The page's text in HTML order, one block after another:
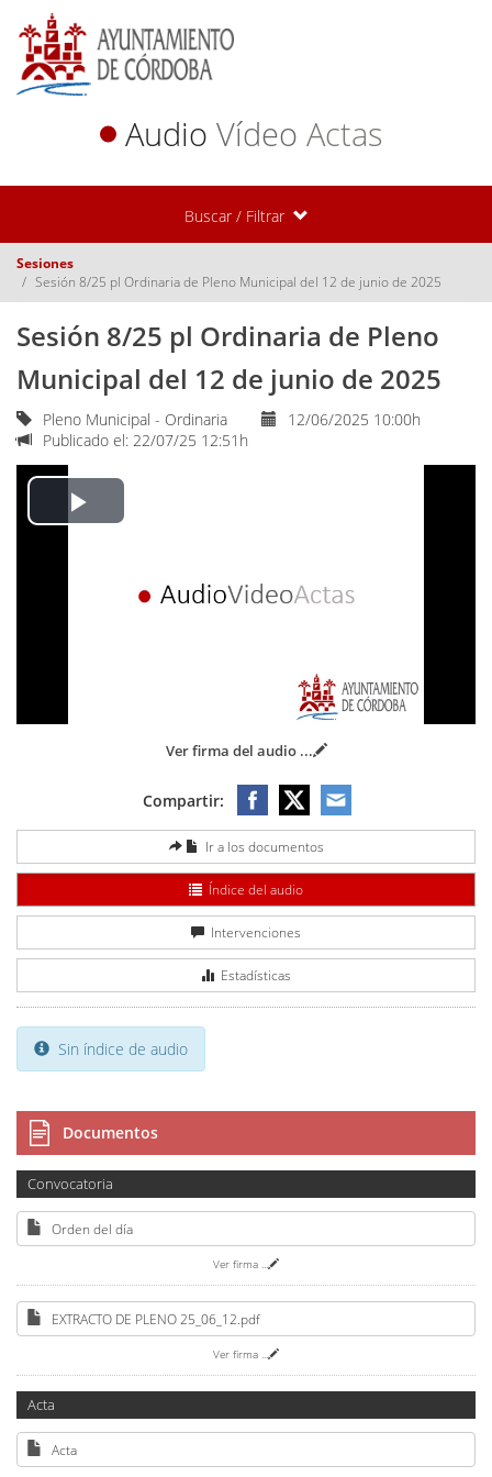
Audio Vídeo Actas
Buscar / Filtrar
Sesiones
Sesión 8/25 pl Ordinaria de Pleno Municipal del 12 de junio de 2025
Sesión 8/25 pl Ordinaria de Pleno
Municipal del 12 de junio de 2025
Pleno Municipal - Ordinaria
12/06/2025 10:00h
Publicado el: 22/07/25 12:51h
Play
Ver firma del audio ...
Compartir:
Ir a los documentos
Índice del audio
Intervenciones
Estadísticas
Sin índice de audio
Documentos
Convocatoria
Orden del día
Ver firma ...
EXTRACTO DE PLENO 25_06_12.pdf
Ver firma ...
Acta
Acta